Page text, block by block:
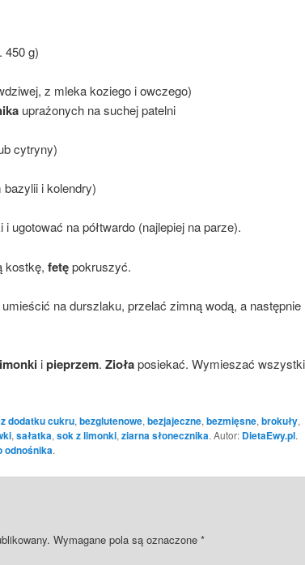
450 g)
z mleka koziego i owczego)
uprażonych na suchej patelni
cytryny)
bazylii i kolendry)
ugotować na półtwardo (najlepiej na parze).
kostkę, fetępokruszyć.
umieścić na durszlaku, przelać zimną wodą, a następnie
ipieprzem. Ziołaposiekać. Wymieszać
dodatku cukru, bezglutenowe, bezjajeczne, bezmięsne, brokuły,
, sałatka, sok z limonki, ziarna słonecznika. Autor: DietaEwy.pl.
odnośnika.
Wymagane pola są oznaczone *